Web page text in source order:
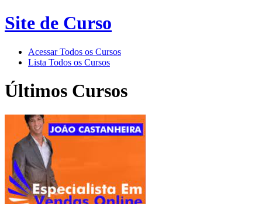
Site de Curso
Acessar Todos os Cursos
Lista Todos os Cursos
Últimos Cursos